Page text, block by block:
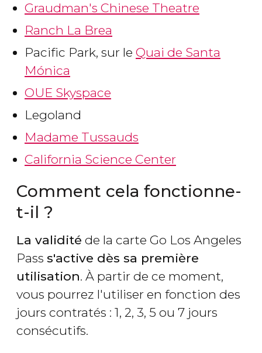
Graudman's Chinese Theatre
Ranch La Brea
Pacific Park, sur le Quai de Santa
Mónica
OUE Skyspace
Legoland
Madame Tussauds
California Science Center
Comment cela fonctionne-
t-il ?
La validité de la carte Go Los Angeles
Pass s'active dès sa première
utilisation. À partir de ce moment,
vous pourrez l'utiliser en fonction des
jours contratés : 1, 2, 3, 5 ou 7 jours
consécutifs.